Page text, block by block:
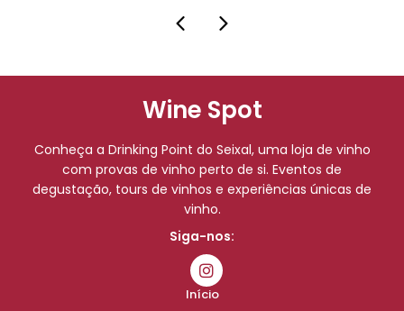
Wine Spot
Conheça a Drinking Point do Seixal, uma loja de vinho
com provas de vinho perto de si. Eventos de
degustação, tours de vinhos e experiências únicas de
vinho.
Siga-nos:
Início